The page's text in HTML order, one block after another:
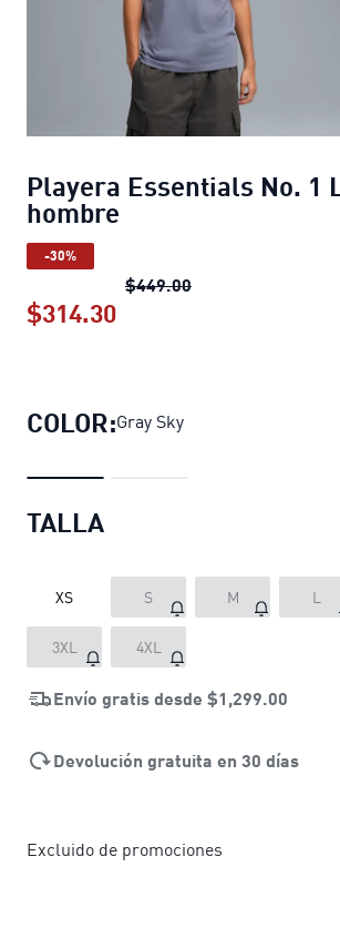
Playera Essentials No. 1
hombre
-30%
$449.00Playera
$314.30
COLOR:Gray Sky
TALLA
XS S M L
3XL 4XL
Envío gratis desde $1,299.00
Devolución gratuita en 30 días
Excluido de promociones